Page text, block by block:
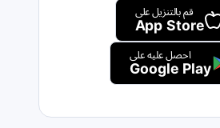
قم بالتنزيل على
App Store
احصل عليه على
Google Play